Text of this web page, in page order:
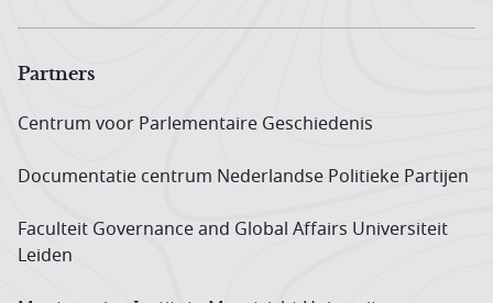
Partners
Centrum voor Parlementaire Geschiedenis
Documentatie centrum Neder­landse Politieke Partijen
Faculteit Governance and Global Affairs Universiteit
Leiden